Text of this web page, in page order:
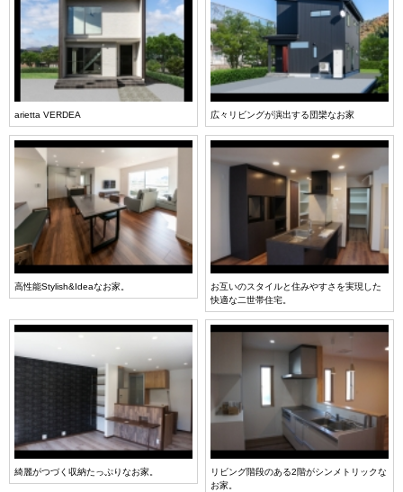
arietta VERDEA 広々リビングが演出する団欒なお家
高性能Stylish&Ideaなお家。
お互いのスタイルと住みやすさを実現した
快適な二世帯住宅。
綺麗がつづく収納たっぷりなお家。
リビング階段のある2階がシンメトリックな
お家。